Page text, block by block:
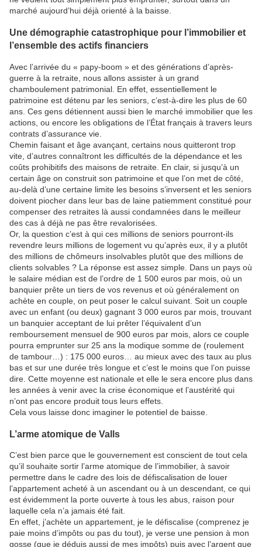
marché aujourd’hui déjà orienté à la baisse.
Une démographie catastrophique pour l’immobilier et
l’ensemble des actifs financiers
Avec l’arrivée du « papy-boom » et des générations d’après-
guerre à la retraite, nous allons assister à un grand
chamboulement patrimonial. En effet, essentiellement le
patrimoine est détenu par les seniors, c’est-à-dire les plus de 60
ans. Ces gens détiennent aussi bien le marché immobilier que les
actions, ou encore les obligations de l’État français à travers leurs
contrats d’assurance vie.
Chemin faisant et âge avançant, certains nous quitteront trop
vite, d’autres connaîtront les difficultés de la dépendance et les
coûts prohibitifs des maisons de retraite. En clair, si jusqu’à un
certain âge on construit son patrimoine et que l’on met de côté,
au-delà d’une certaine limite les besoins s’inversent et les seniors
doivent piocher dans leur bas de laine patiemment constitué pour
compenser des retraites là aussi condamnées dans le meilleur
des cas à déjà ne pas être revalorisées.
Or, la question c’est à qui ces millions de seniors pourront-ils
revendre leurs millions de logement vu qu’après eux, il y a plutôt
des millions de chômeurs insolvables plutôt que des millions de
clients solvables ? La réponse est assez simple. Dans un pays où
le salaire médian est de l’ordre de 1 500 euros par mois, où un
banquier prête un tiers de vos revenus et où généralement on
achète en couple, on peut poser le calcul suivant. Soit un couple
avec un enfant (ou deux) gagnant 3 000 euros par mois, trouvant
un banquier acceptant de lui prêter l’équivalent d’un
remboursement mensuel de 900 euros par mois, alors ce couple
pourra emprunter sur 25 ans la modique somme de (roulement
de tambour…) : 175 000 euros… au mieux avec des taux au plus
bas et sur une durée très longue et c’est le moins que l’on puisse
dire. Cette moyenne est nationale et elle le sera encore plus dans
les années à venir avec la crise économique et l’austérité qui
n’ont pas encore produit tous leurs effets.
Cela vous laisse donc imaginer le potentiel de baisse.
L’arme atomique de Valls
C’est bien parce que le gouvernement est conscient de tout cela
qu’il souhaite sortir l’arme atomique de l’immobilier, à savoir
permettre dans le cadre des lois de défiscalisation de louer
l’appartement acheté à un ascendant ou à un descendant, ce qui
est évidemment la porte ouverte à tous les abus, raison pour
laquelle cela n’a jamais été fait.
En effet, j’achète un appartement, je le défiscalise (comprenez je
paie moins d’impôts ou pas du tout), je verse une pension à mon
gosse (que je déduis aussi de mes impôts) puis avec l’argent que